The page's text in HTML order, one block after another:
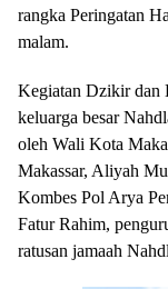
rangka Peringatan
malam.
Kegiatan Dzikir dan
keluarga besar
oleh Wali Kota
Makassar, Aliyah
Kombes Pol Arya
Fatur Rahim,
ratusan jamaah